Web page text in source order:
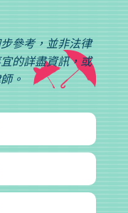
參考，並非法律
的詳盡資訊，或
。